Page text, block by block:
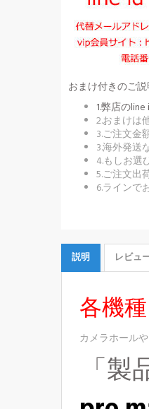
おまけ付きのご
1.弊店の
2.おまけは
3.ご注文金
3.海外発送
4.もしお選
5.ご注文出
6.ラインで
説明 レビュ
各機
カメラホール
「製